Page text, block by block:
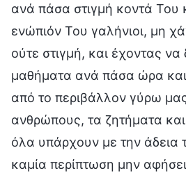
ανά πάσα στιγμή κοντά Του
ενώπιόν Του γαλήνιοι, μη
ούτε στιγμή, και έχοντας να
μαθήματα ανά πάσα ώρα
από το περιβάλλον γύρω
ανθρώπους, τα ζητήματα και
όλα υπάρχουν με την άδεια
καμία περίπτωση μην